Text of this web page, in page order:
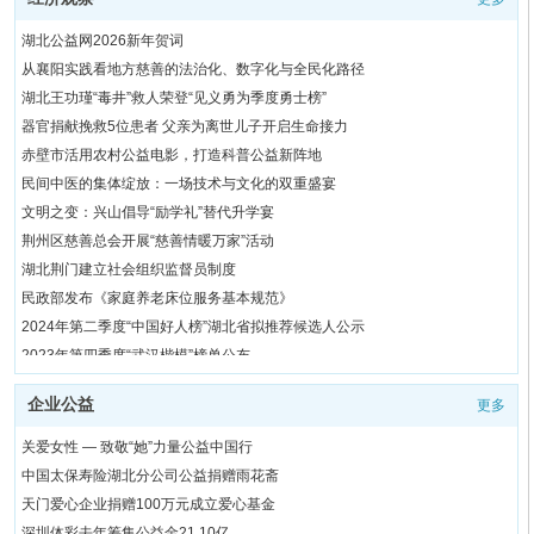
湖北公益网2026新年贺词
从襄阳实践看地方慈善的法治化、数字化与全民化路径
湖北王功瑾“毒井”救人荣登“见义勇为季度勇士榜”
器官捐献挽救5位患者 父亲为离世儿子开启生命接力
赤壁市活用农村公益电影，打造科普公益新阵地
民间中医的集体绽放：一场技术与文化的双重盛宴
文明之变：兴山倡导“励学礼”替代升学宴
荆州区慈善总会开展“慈善情暖万家”活动
湖北荆门建立社会组织监督员制度
民政部发布《家庭养老床位服务基本规范》
2024年第二季度“中国好人榜”湖北省拟推荐候选人公示
2023年第四季度“武汉楷模”榜单公布
民政部办公厅印发《养老机构重大事故隐患判定标准》
民政部召开全国积极发展老年助餐服务工作动员部署会议
短视频业态下，公益+的新可能在哪？
要把公益慈善教育做成伟大的事业
国家乡村振兴局发布36个社会帮扶典型案例
公益路上凝聚银发力量
企业公益 更多
关爱女性 — 致敬“她”力量公益中国行
中国太保寿险湖北分公司公益捐赠雨花斋
天门爱心企业捐赠100万元成立爱心基金